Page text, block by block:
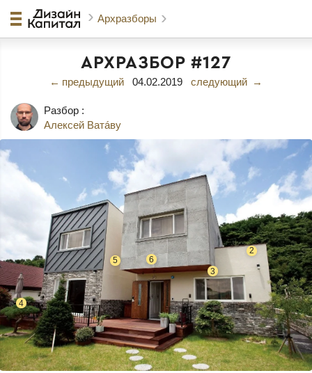
Архразборы
АРХРАЗБОР #127
← предыдущий 04.02.2019 следующий →
2
3
4
5 6
Разбор :
Алексей Ватáву